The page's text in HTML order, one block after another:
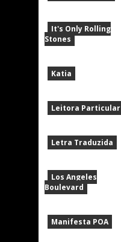
It's Only Rolling
Stones
Katia
Leitora Particular
Letra Traduzida
Los Angeles
Boulevard
Manifesta POA